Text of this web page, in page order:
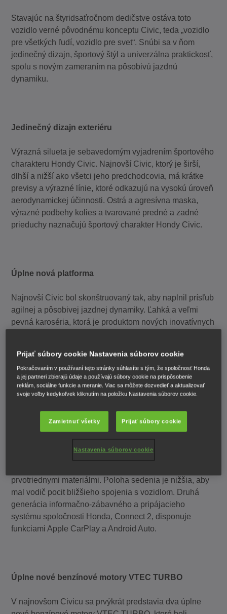
Stavajúc na štyridsaťročnom dedičstve ostáva toto
vozidlo verné pôvodnému konceptu Civic, teda „vozidlo
pre všetkých ľudí, vozidlo pre svet“. Snúbi sa v ňom
jedinečný dizajn, športový štýl a univerzálna praktickosť,
spolu s novým zameraním na pôsobivú jazdnú
dynamiku.
Jedinečný dizajn exteriéru
Výrazná silueta je sebavedomým vyjadrením športového
charakteru Hondy Civic. Najnovší Civic, ktorý je širší,
dlhší a nižší ako všetci jeho predchodcovia, má krátke
previsy a výrazné línie, ktoré odkazujú na vysokú úroveň
aerodynamickej účinnosti. Ostrá a agresívna maska,
výrazné podbehy kolies a tvarované predné a zadné
prieduchy naznačujú športový charakter Hondy Civic.
Úplne nová platforma
Najnovší Civic bol skonštruovaný tak, aby naplnil prísľub
agilnej a pôsobivej jazdnej dynamiky. Ľahká a veľmi
pevná karoséria, ktorá je produktom nových inovatívnych
odpruženia, ktoré priamo prispievajú k strhujúcemu a
zábavnému zážitku z jazdy.
Prepracovaný interiér s informačno-zábavným
systémom novej generácie
Úplne nový interiér je jednoduchý, prehľadný, disponuje
prvotriednymi materiálmi. Poloha sedenia je nižšia, aby
mal vodič pocit bližšieho spojenia s vozidlom. Druhá
generácia informačno-zábavného a pripájacieho
systému spoločnosti Honda, Connect 2, disponuje
funkciami Apple CarPlay a Android Auto.
Úplne nové benzínové motory VTEC TURBO
V najnovšom Civicu sa prvýkrát predstavia dva úplne
Prijať súbory cookie Nastavenia súborov cookie
Pokračovaním v používaní tejto stránky súhlasíte s tým, že spoločnosť Honda
a jej partneri zbierajú údaje a používajú súbory cookie na prispôsobenie
reklám, sociálne funkcie a meranie. Viac sa môžete dozvedieť a aktualizovať
svoje voľby kedykoľvek kliknutím na položku Nastavenia súborov cookie.
Zamietnuť všetky Prijať súbory cookie
Nastavenia súborov cookie